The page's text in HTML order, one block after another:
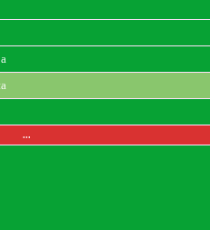
...